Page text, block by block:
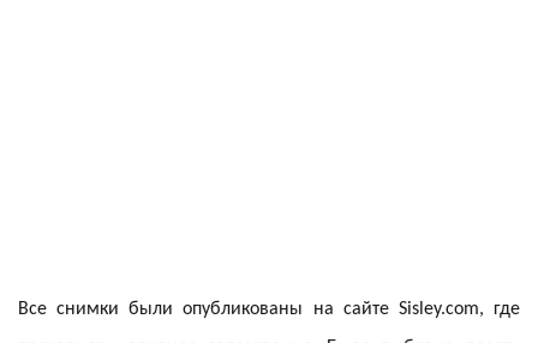
Все снимки были опубликованы на сайте Sisley.com, где